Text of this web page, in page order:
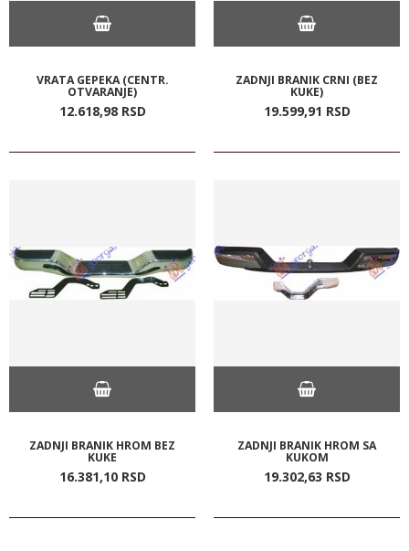
VRATA GEPEKA (CENTR.
OTVARANJE)
12.618,98 RSD
ZADNJI BRANIK CRNI (BEZ
KUKE)
19.599,91 RSD
ZADNJI BRANIK HROM BEZ
KUKE
16.381,10 RSD
ZADNJI BRANIK HROM SA
KUKOM
19.302,63 RSD